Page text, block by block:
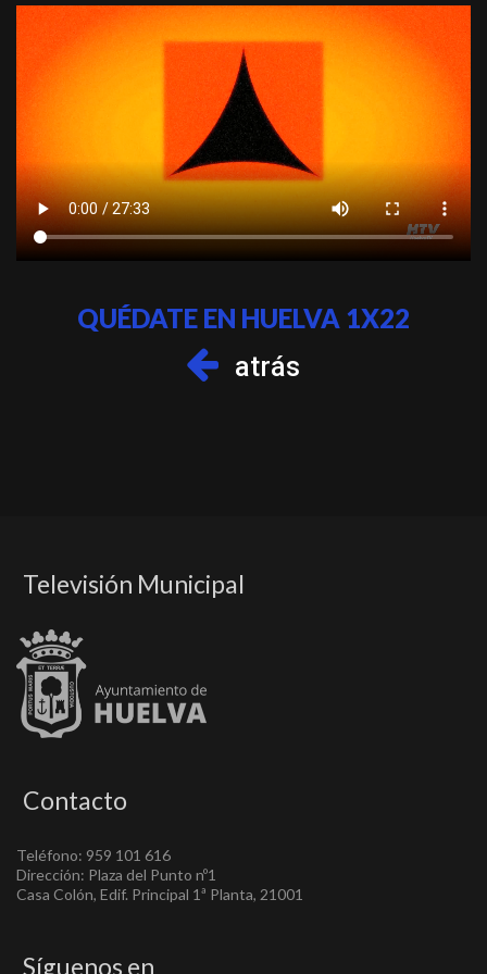
QUÉDATE EN HUELVA 1X22
atrás
Televisión Municipal
Contacto
Teléfono: 959 101 616
Dirección: Plaza del Punto nº1
Casa Colón, Edif. Principal 1ª Planta, 21001
Síguenos en